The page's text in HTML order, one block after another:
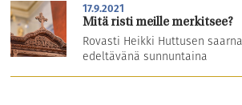
17.9.2021
Mitä risti meille merkitsee?
Rovasti Heikki Huttusen
edeltävänä sunnuntaina